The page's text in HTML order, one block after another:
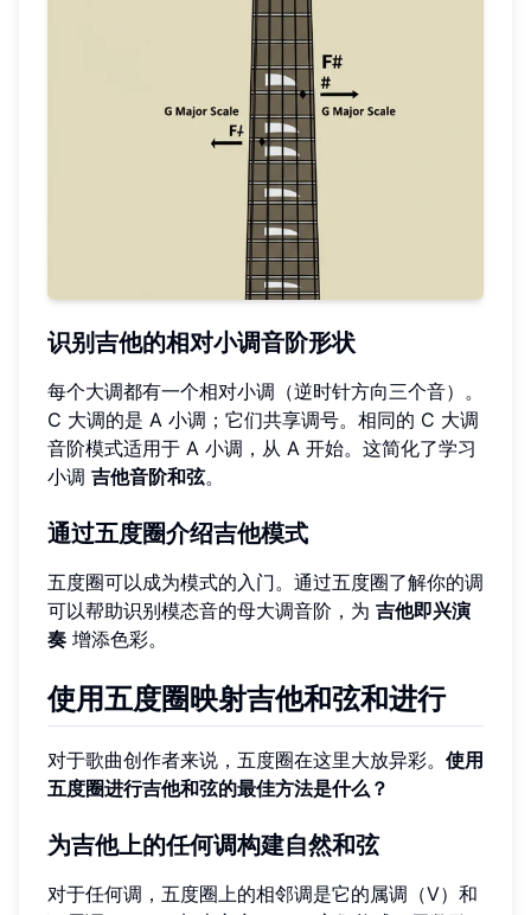
识别吉他的相对小调音阶形状
每个大调都有一个相对小调（逆时针方向三个音）。
C 大调的是 A 小调；它们共享调号。相同的 C 大调
音阶模式适用于 A 小调，从 A 开始。这简化了学习
小调 吉他音阶和弦。
通过五度圈介绍吉他模式
五度圈可以成为模式的入门。通过五度圈了解你的调
可以帮助识别模态音的母大调音阶，为 吉他即兴演
奏 增添色彩。
使用五度圈映射吉他和弦和进行
对于歌曲创作者来说，五度圈在这里大放异彩。 使用
五度圈进行吉他和弦的最佳方法是什么？
为吉他上的任何调构建自然和弦
对于任何调，五度圈上的相邻调是它的属调（V）和